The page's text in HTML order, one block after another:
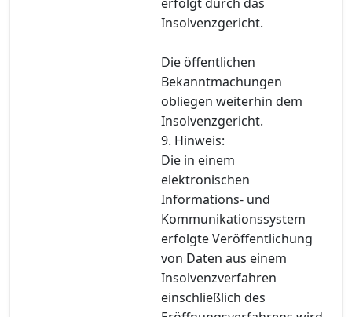
Insolvenzgericht.
Die öffentlichen
Bekanntmachungen
obliegen weiterhin dem
Insolvenzgericht.
9. Hinweis:
Die in einem
elektronischen
Informations- und
Kommunikationssystem
erfolgte Veröffentlichung
von Daten aus einem
Insolvenzverfahren
einschließlich des